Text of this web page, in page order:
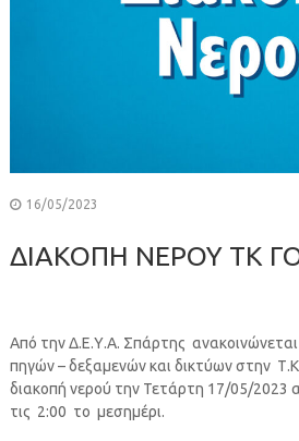
16/05/2023
ΔΙΑΚΟΠΗ ΝΕΡΟΥ ΤΚ
Από την Δ.Ε.Υ.Α. Σπάρτης
πηγών – δεξαμενών και δικτύων στην
διακοπή νερού την Τετάρτη 17/05/2023
τις 2:00 το μεσημέρι.